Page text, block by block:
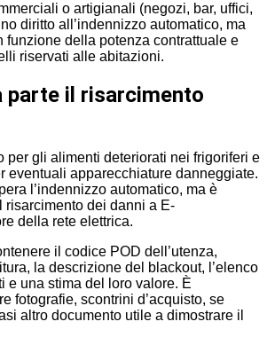
o artigianali (negozi, bar, uffici,
diritto all’indennizzo automatico, ma
funzione della potenza contrattuale e
riservati alle abitazioni.
parte il risarcimento
per gli alimenti deteriorati nei frigoriferi e
eventuali apparecchiature danneggiate.
l’indennizzo automatico, ma è
risarcimento dei danni a E-
della rete elettrica.
il codice POD dell’utenza,
la descrizione del blackout, l’elenco
e una stima del loro valore. È
fotografie, scontrini d’acquisto, se
altro documento utile a dimostrare il